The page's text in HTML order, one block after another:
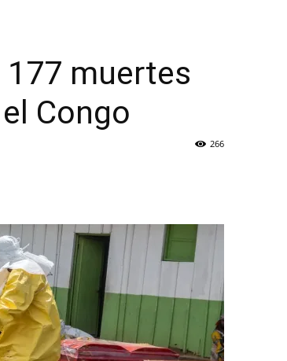
muertes
Congo
266